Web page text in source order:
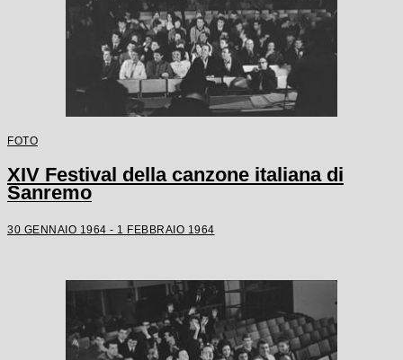
FOTO
XIV Festival della canzone italiana di
Sanremo
30 GENNAIO 1964 - 1 FEBBRAIO 1964